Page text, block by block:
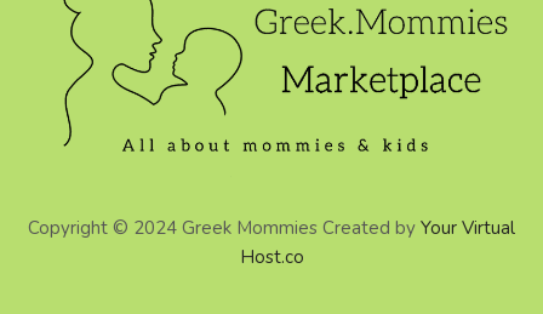
Copyright © 2024 Greek Mommies Created by Your Virtual
Host.co